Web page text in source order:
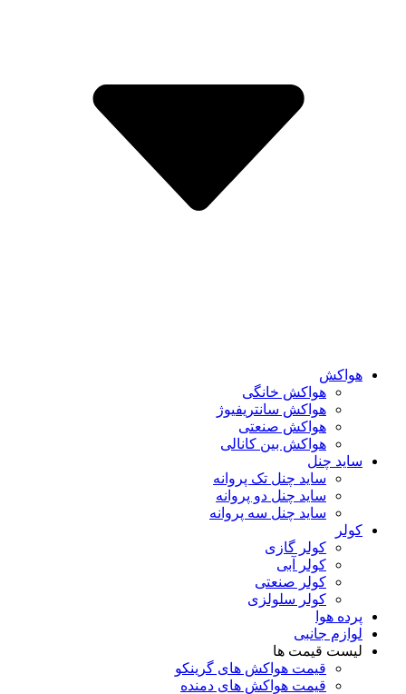
هواکش
هواکش خانگی
هواکش سانتریفیوژ
هواکش صنعتی
هواکش بین کانالی
ساید چنل
ساید چنل تک پروانه
ساید چنل دو پروانه
ساید چنل سه پروانه
کولر
کولر گازی
کولر آبی
کولر صنعتی
کولر سلولزی
پرده هوا
لوازم جانبی
لیست قیمت ها
قیمت هواکش های گرینکو
قیمت هواکش های دمنده